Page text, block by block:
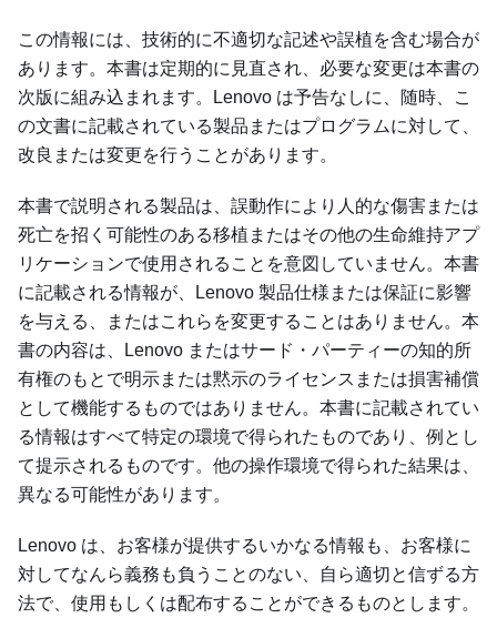
この情報には、技術的に不適切な記述や誤植を含む場合が
あります。本書は定期的に見直され、必要な変更は本書の
次版に組み込まれます。Lenovo は予告なしに、随時、こ
の文書に記載されている製品またはプログラムに対して、
改良または変更を行うことがあります。
本書で説明される製品は、誤動作により人的な傷害または
死亡を招く可能性のある移植またはその他の生命維持アプ
リケーションで使用されることを意図していません。本書
に記載される情報が、Lenovo 製品仕様または保証に影響
を与える、またはこれらを変更することはありません。本
書の内容は、Lenovo またはサード・パーティーの知的所
有権のもとで明示または黙示のライセンスまたは損害補償
として機能するものではありません。本書に記載されてい
る情報はすべて特定の環境で得られたものであり、例とし
て提示されるものです。他の操作環境で得られた結果は、
異なる可能性があります。
Lenovo は、お客様が提供するいかなる情報も、お客様に
対してなんら義務も負うことのない、自ら適切と信ずる方
法で、使用もしくは配布することができるものとします。